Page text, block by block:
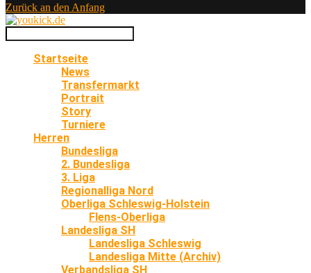
Zurück an den Anfang
Startseite
News
Transfermarkt
Portrait
Story
Turniere
Herren
Bundesliga
2. Bundesliga
3. Liga
Regionalliga Nord
Oberliga Schleswig-Holstein
Flens-Oberliga
Landesliga SH
Landesliga Schleswig
Landesliga Mitte (Archiv)
Verbandsliga SH